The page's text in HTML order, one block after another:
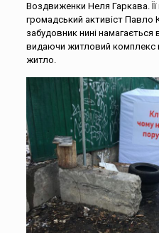
Воздвиженки Неля Гаркава.
громадський активіст
забудовник нині
видаючи житловий комплекс
житло.